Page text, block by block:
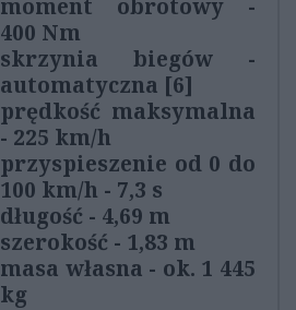
400 Nm
skrzynia biegów -
automatyczna [6]
prędkość maksymalna
- 225 km/h
przyspieszenie od 0 do
100 km/h - 7,3 s
długość - 4,69 m
szerokość - 1,83 m
masa własna - ok. 1 445
kg